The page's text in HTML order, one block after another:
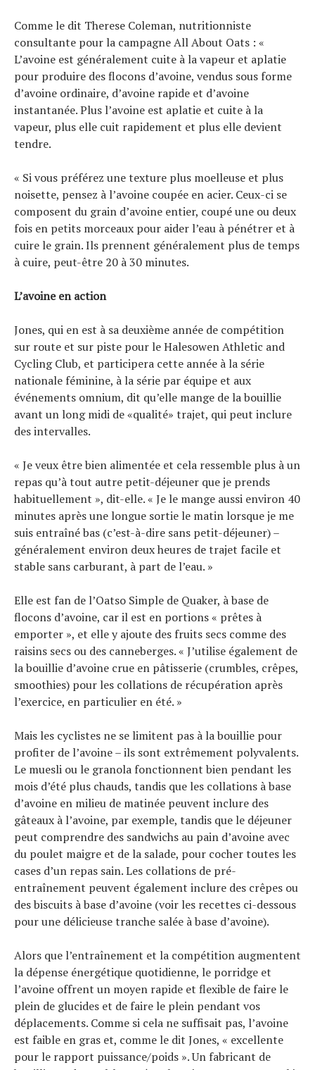
Comme le dit Therese Coleman, nutritionniste
consultante pour la campagne All About Oats : «
L’avoine est généralement cuite à la vapeur et aplatie
pour produire des flocons d’avoine, vendus sous forme
d’avoine ordinaire, d’avoine rapide et d’avoine
instantanée. Plus l’avoine est aplatie et cuite à la
vapeur, plus elle cuit rapidement et plus elle devient
tendre.
« Si vous préférez une texture plus moelleuse et plus
noisette, pensez à l’avoine coupée en acier. Ceux-ci se
composent du grain d’avoine entier, coupé une ou deux
fois en petits morceaux pour aider l’eau à pénétrer et à
cuire le grain. Ils prennent généralement plus de temps
à cuire, peut-être 20 à 30 minutes.
L’avoine en action
Jones, qui en est à sa deuxième année de compétition
sur route et sur piste pour le Halesowen Athletic and
Cycling Club, et participera cette année à la série
nationale féminine, à la série par équipe et aux
événements omnium, dit qu’elle mange de la bouillie
avant un long midi de «qualité» trajet, qui peut inclure
des intervalles.
« Je veux être bien alimentée et cela ressemble plus à un
repas qu’à tout autre petit-déjeuner que je prends
habituellement », dit-elle. « Je le mange aussi environ 40
minutes après une longue sortie le matin lorsque je me
suis entraîné bas (c’est-à-dire sans petit-déjeuner) –
généralement environ deux heures de trajet facile et
stable sans carburant, à part de l’eau. »
Elle est fan de l’Oatso Simple de Quaker, à base de
flocons d’avoine, car il est en portions « prêtes à
emporter », et elle y ajoute des fruits secs comme des
raisins secs ou des canneberges. « J’utilise également de
la bouillie d’avoine crue en pâtisserie (crumbles, crêpes,
smoothies) pour les collations de récupération après
l’exercice, en particulier en été. »
Mais les cyclistes ne se limitent pas à la bouillie pour
profiter de l’avoine – ils sont extrêmement polyvalents.
Le muesli ou le granola fonctionnent bien pendant les
mois d’été plus chauds, tandis que les collations à base
d’avoine en milieu de matinée peuvent inclure des
gâteaux à l’avoine, par exemple, tandis que le déjeuner
peut comprendre des sandwichs au pain d’avoine avec
du poulet maigre et de la salade, pour cocher toutes les
cases d’un repas sain. Les collations de pré-
entraînement peuvent également inclure des crêpes ou
des biscuits à base d’avoine (voir les recettes ci-dessous
pour une délicieuse tranche salée à base d’avoine).
Alors que l’entraînement et la compétition augmentent
la dépense énergétique quotidienne, le porridge et
l’avoine offrent un moyen rapide et flexible de faire le
plein de glucides et de faire le plein pendant vos
déplacements. Comme si cela ne suffisait pas, l’avoine
est faible en gras et, comme le dit Jones, « excellente
pour le rapport puissance/poids ». Un fabricant de